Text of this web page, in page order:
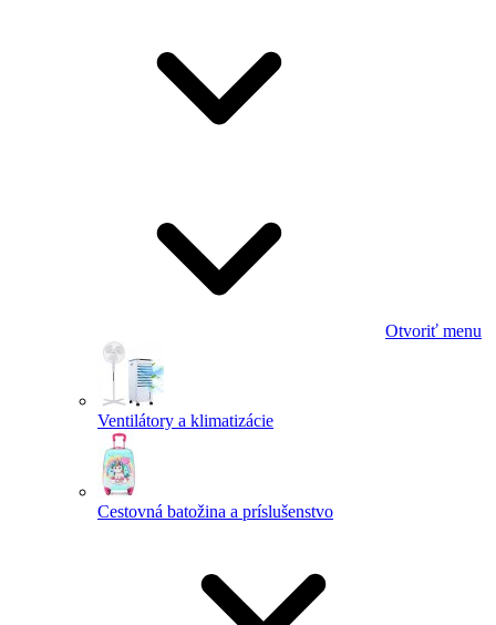
Otvoriť menu
Ventilátory a klimatizácie
Cestovná batožina a príslušenstvo